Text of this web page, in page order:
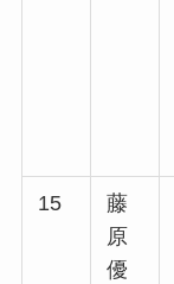
15
藤
原
優